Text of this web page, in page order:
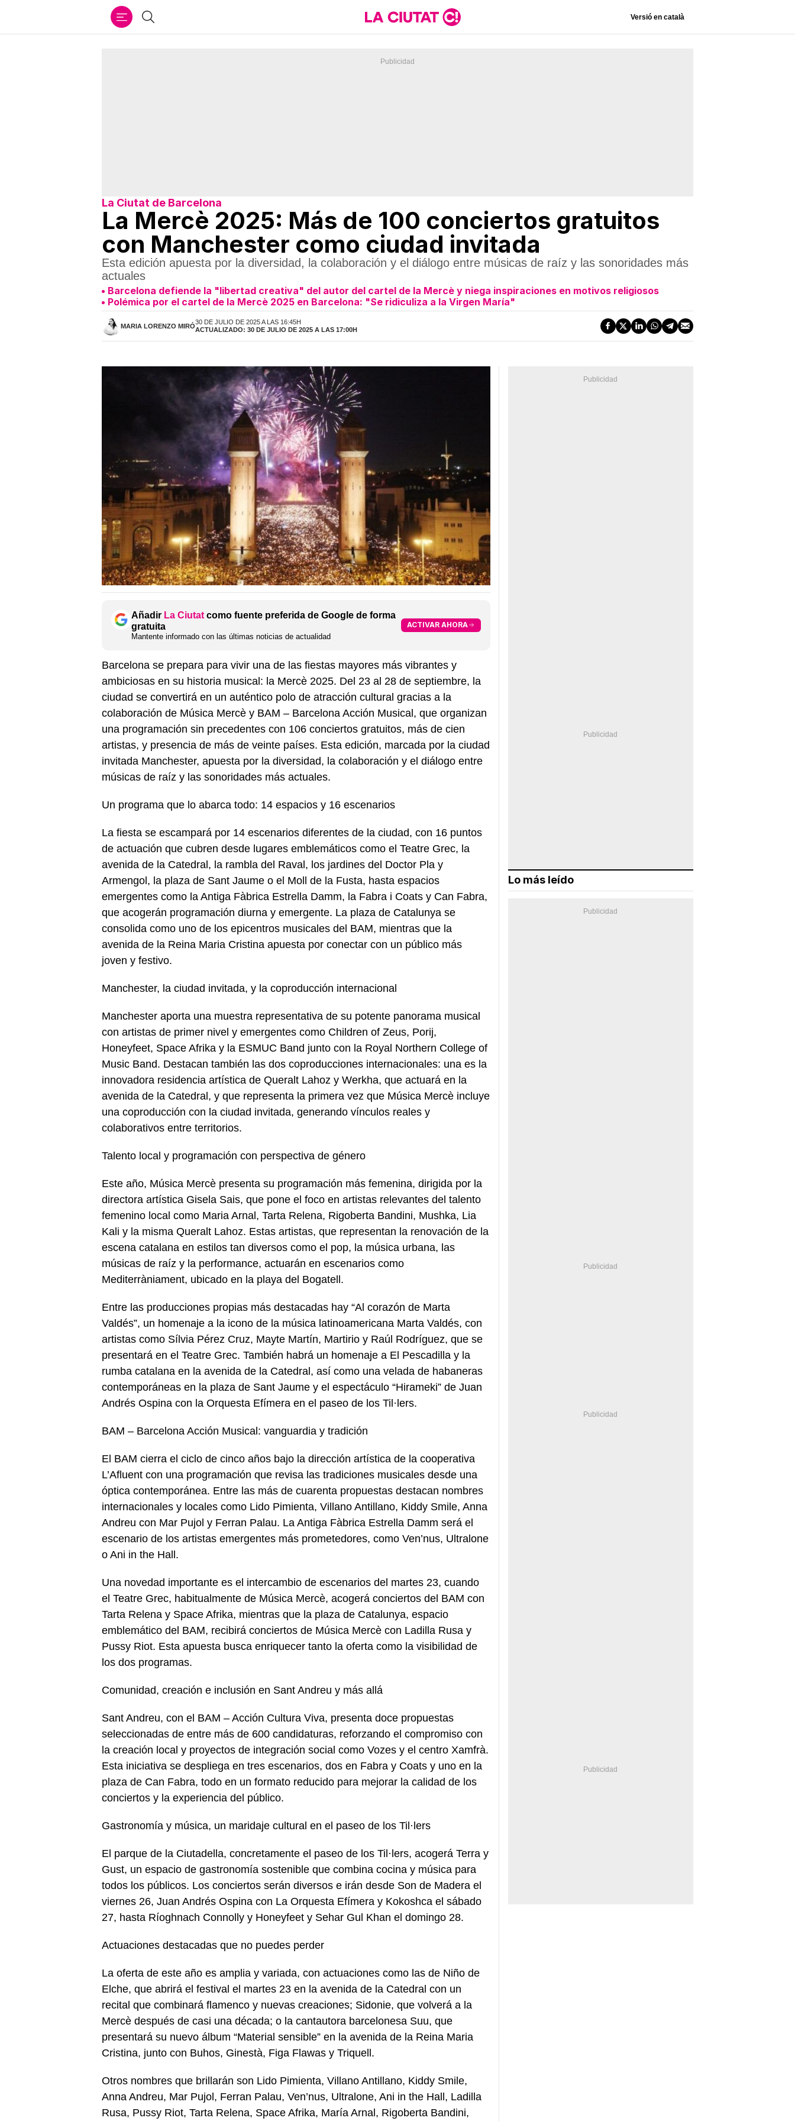
Buscar Versió en català
La Ciutat de Barcelona
La Mercè 2025: Más de 100 conciertos gratuitos
con Manchester como ciudad invitada
Esta edición apuesta por la diversidad, la colaboración y el diálogo entre músicas de raíz y las sonoridades más
actuales
Barcelona defiende la "libertad creativa" del autor del cartel de la Mercè y niega inspiraciones en motivos religiosos
Polémica por el cartel de la Mercè 2025 en Barcelona: "Se ridiculiza a la Virgen María"
MARIA LORENZO MIRÓ
30 DE JULIO DE 2025 A LAS 16:45H
ACTUALIZADO: 30 DE JULIO DE 2025 A LAS 17:00H
Añadir La Ciutat como fuente preferida de Google de forma
gratuita
Mantente informado con las últimas noticias de actualidad
ACTIVAR AHORA
Barcelona se prepara para vivir una de las fiestas mayores más vibrantes y
ambiciosas en su historia musical: la Mercè 2025. Del 23 al 28 de septiembre, la
ciudad se convertirá en un auténtico polo de atracción cultural gracias a la
colaboración de Música Mercè y BAM – Barcelona Acción Musical, que organizan
una programación sin precedentes con 106 conciertos gratuitos, más de cien
artistas, y presencia de más de veinte países. Esta edición, marcada por la ciudad
invitada Manchester, apuesta por la diversidad, la colaboración y el diálogo entre
músicas de raíz y las sonoridades más actuales.
Un programa que lo abarca todo: 14 espacios y 16 escenarios
La fiesta se escampará por 14 escenarios diferentes de la ciudad, con 16 puntos
de actuación que cubren desde lugares emblemáticos como el Teatre Grec, la
avenida de la Catedral, la rambla del Raval, los jardines del Doctor Pla y
Armengol, la plaza de Sant Jaume o el Moll de la Fusta, hasta espacios
emergentes como la Antiga Fàbrica Estrella Damm, la Fabra i Coats y Can Fabra,
que acogerán programación diurna y emergente. La plaza de Catalunya se
consolida como uno de los epicentros musicales del BAM, mientras que la
avenida de la Reina Maria Cristina apuesta por conectar con un público más
joven y festivo.
Manchester, la ciudad invitada, y la coproducción internacional
Manchester aporta una muestra representativa de su potente panorama musical
con artistas de primer nivel y emergentes como Children of Zeus, Porij,
Honeyfeet, Space Afrika y la ESMUC Band junto con la Royal Northern College of
Music Band. Destacan también las dos coproducciones internacionales: una es la
innovadora residencia artística de Queralt Lahoz y Werkha, que actuará en la
avenida de la Catedral, y que representa la primera vez que Música Mercè incluye
una coproducción con la ciudad invitada, generando vínculos reales y
colaborativos entre territorios.
Talento local y programación con perspectiva de género
Este año, Música Mercè presenta su programación más femenina, dirigida por la
directora artística Gisela Sais, que pone el foco en artistas relevantes del talento
femenino local como Maria Arnal, Tarta Relena, Rigoberta Bandini, Mushka, Lia
Kali y la misma Queralt Lahoz. Estas artistas, que representan la renovación de la
escena catalana en estilos tan diversos como el pop, la música urbana, las
músicas de raíz y la performance, actuarán en escenarios como
Mediterràniament, ubicado en la playa del Bogatell.
Entre las producciones propias más destacadas hay “Al corazón de Marta
Valdés”, un homenaje a la icono de la música latinoamericana Marta Valdés, con
artistas como Sílvia Pérez Cruz, Mayte Martín, Martirio y Raúl Rodríguez, que se
presentará en el Teatre Grec. También habrá un homenaje a El Pescadilla y la
rumba catalana en la avenida de la Catedral, así como una velada de habaneras
contemporáneas en la plaza de Sant Jaume y el espectáculo “Hirameki” de Juan
Andrés Ospina con la Orquesta Efímera en el paseo de los Til·lers.
BAM – Barcelona Acción Musical: vanguardia y tradición
El BAM cierra el ciclo de cinco años bajo la dirección artística de la cooperativa
L’Afluent con una programación que revisa las tradiciones musicales desde una
óptica contemporánea. Entre las más de cuarenta propuestas destacan nombres
internacionales y locales como Lido Pimienta, Villano Antillano, Kiddy Smile, Anna
Andreu con Mar Pujol y Ferran Palau. La Antiga Fàbrica Estrella Damm será el
escenario de los artistas emergentes más prometedores, como Ven’nus, Ultralone
o Ani in the Hall.
Una novedad importante es el intercambio de escenarios del martes 23, cuando
el Teatre Grec, habitualmente de Música Mercè, acogerá conciertos del BAM con
Tarta Relena y Space Afrika, mientras que la plaza de Catalunya, espacio
emblemático del BAM, recibirá conciertos de Música Mercè con Ladilla Rusa y
Pussy Riot. Esta apuesta busca enriquecer tanto la oferta como la visibilidad de
los dos programas.
Comunidad, creación e inclusión en Sant Andreu y más allá
Sant Andreu, con el BAM – Acción Cultura Viva, presenta doce propuestas
seleccionadas de entre más de 600 candidaturas, reforzando el compromiso con
la creación local y proyectos de integración social como Vozes y el centro Xamfrà.
Esta iniciativa se despliega en tres escenarios, dos en Fabra y Coats y uno en la
plaza de Can Fabra, todo en un formato reducido para mejorar la calidad de los
conciertos y la experiencia del público.
Gastronomía y música, un maridaje cultural en el paseo de los Til·lers
El parque de la Ciutadella, concretamente el paseo de los Til·lers, acogerá Terra y
Gust, un espacio de gastronomía sostenible que combina cocina y música para
todos los públicos. Los conciertos serán diversos e irán desde Son de Madera el
viernes 26, Juan Andrés Ospina con La Orquesta Efímera y Kokoshca el sábado
27, hasta Ríoghnach Connolly y Honeyfeet y Sehar Gul Khan el domingo 28.
Actuaciones destacadas que no puedes perder
La oferta de este año es amplia y variada, con actuaciones como las de Niño de
Elche, que abrirá el festival el martes 23 en la avenida de la Catedral con un
recital que combinará flamenco y nuevas creaciones; Sidonie, que volverá a la
Mercè después de casi una década; o la cantautora barcelonesa Suu, que
presentará su nuevo álbum “Material sensible” en la avenida de la Reina Maria
Cristina, junto con Buhos, Ginestà, Figa Flawas y Triquell.
Otros nombres que brillarán son Lido Pimienta, Villano Antillano, Kiddy Smile,
Anna Andreu, Mar Pujol, Ferran Palau, Ven’nus, Ultralone, Ani in the Hall, Ladilla
Rusa, Pussy Riot, Tarta Relena, Space Afrika, María Arnal, Rigoberta Bandini,
Lo más leído